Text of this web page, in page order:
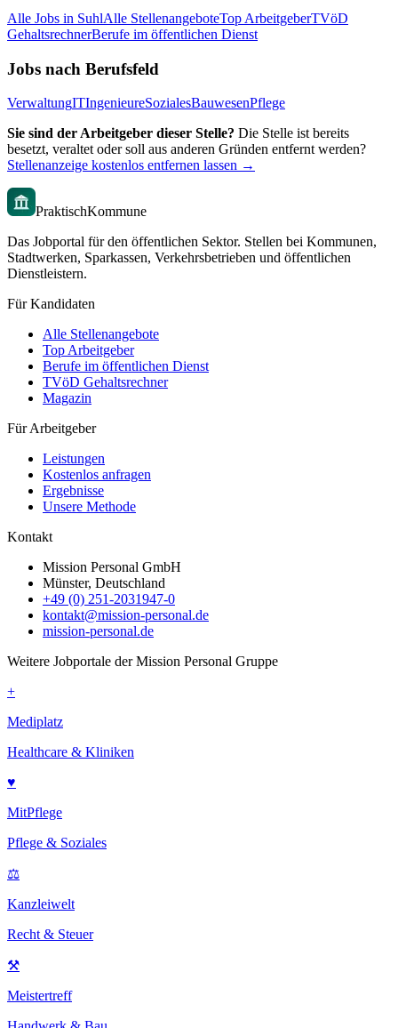
Alle Jobs in SuhlAlle StellenangeboteTop ArbeitgeberTVöD
GehaltsrechnerBerufe im öffentlichen Dienst
Jobs nach Berufsfeld
VerwaltungITIngenieureSozialesBauwesenPflege
Sie sind der Arbeitgeber dieser Stelle? Die Stelle ist bereits
besetzt, veraltet oder soll aus anderen Gründen entfernt werden?
Stellenanzeige kostenlos entfernen lassen →
PraktischKommune
Das Jobportal für den öffentlichen Sektor. Stellen bei Kommunen,
Stadtwerken, Sparkassen, Verkehrsbetrieben und öffentlichen
Dienstleistern.
Für Kandidaten
Alle Stellenangebote
Top Arbeitgeber
Berufe im öffentlichen Dienst
TVöD Gehaltsrechner
Magazin
Für Arbeitgeber
Leistungen
Kostenlos anfragen
Ergebnisse
Unsere Methode
Kontakt
Mission Personal GmbH
Münster, Deutschland
+49 (0) 251-2031947-0
kontakt@mission-personal.de
mission-personal.de
Weitere Jobportale der Mission Personal Gruppe
+
Mediplatz
Healthcare & Kliniken
♥
MitPflege
Pflege & Soziales
⚖
Kanzleiwelt
Recht & Steuer
⚒
Meistertreff